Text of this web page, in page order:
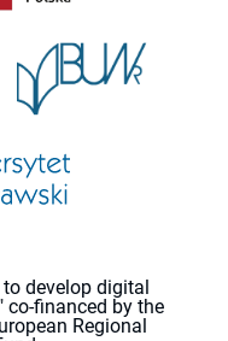
develop digital
financed by the
Regional